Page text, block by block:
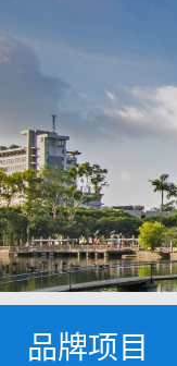
品牌项目